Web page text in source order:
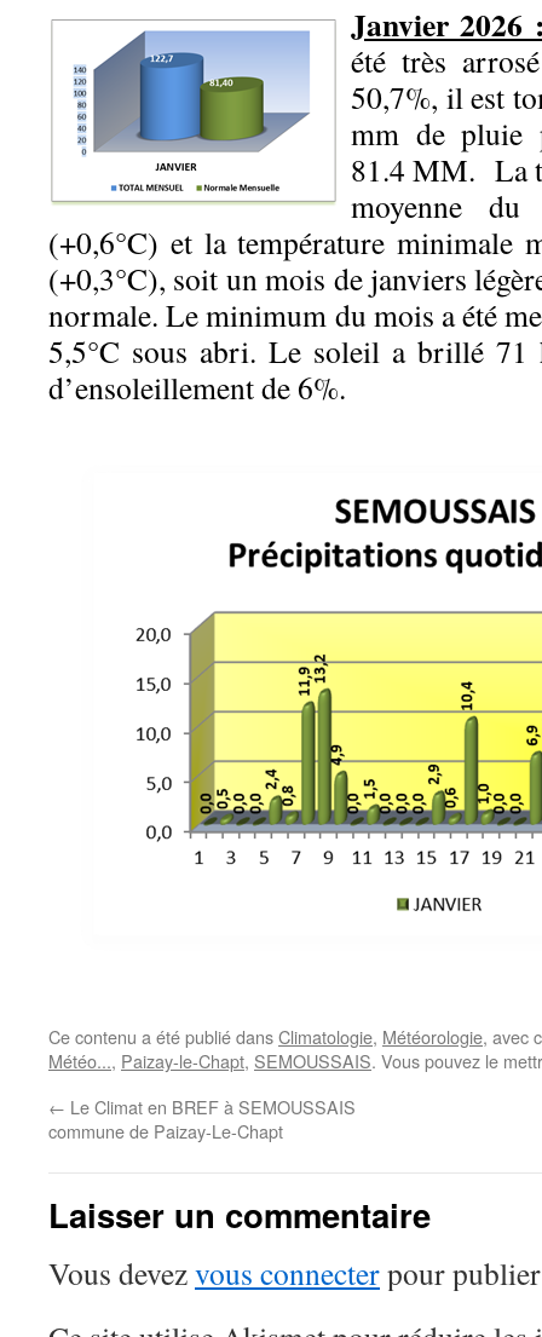
Janvier 2026
été très
50,7%, il est
mm de pluie
81.4 MM. La
moyenne
(+0,6°C) et la température minimale
(+0,3°C), soit un mois de janviers
normale. Le minimum du mois a été
5,5°C sous abri. Le soleil a brillé 71
d’ensoleillement de 6%.
Ce contenu a été publié dansClimatologie, Météorologie, avec
Météo..., Paizay-le-Chapt, SEMOUSSAIS. Vous pouvez le
← Le Climat en BREF à SEMOUSSAIS
commune de Paizay-Le-Chapt
Laisser un commentaire
Vous devezvous connecterpour